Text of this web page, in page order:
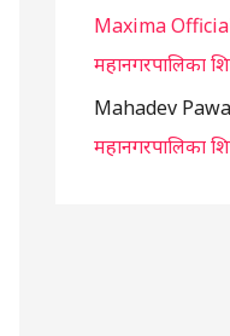
Maxima
महानगरपालिका
Mahadev
महानगरपालिका